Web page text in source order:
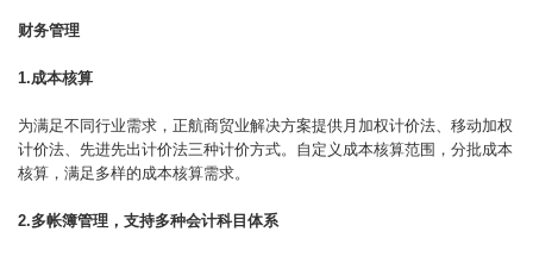
财务管理
1.成本核算
为满足不同行业需求，正航商贸业解决方案提供月加权计价法、移动加权
计价法、先进先出计价法三种计价方式。自定义成本核算范围，分批成本
核算，满足多样的成本核算需求。
2.多帐簿管理，支持多种会计科目体系